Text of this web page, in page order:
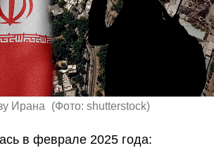
Ирана (Фото: shutterstock)
в феврале 2025 года: